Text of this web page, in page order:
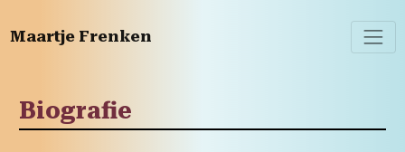
Maartje Frenken
Biografie